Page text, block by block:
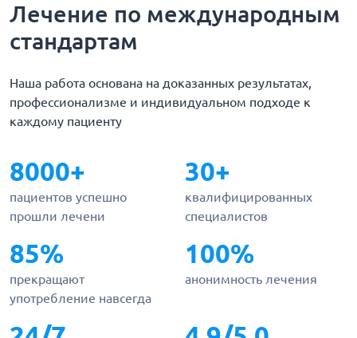
Лечение по международным
стандартам
Наша работа основана на доказанных результатах,
профессионализме и индивидуальном подходе к
каждому пациенту
8000+
пациентов успешно
прошли лечени
30+
квалифицированных
специалистов
85%
прекращают
употребление навсегда
100%
анонимность лечения